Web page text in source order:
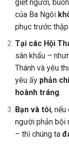
giết người,
của Ba Ngôi
phục trước
Tại các Hội
sân khấu –
Thánh và yêu
yêu ấy phản
hoành tráng.
Bạn và tôi, nếu
người phản bội
– thì chúng ta